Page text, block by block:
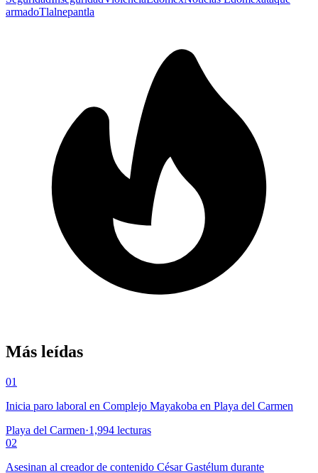
armadoTlalnepantla
Más leídas
01
Inicia paro laboral en Complejo Mayakoba en Playa del Carmen
Playa del Carmen·1,994 lecturas
02
Asesinan al creador de contenido César Gastélum durante